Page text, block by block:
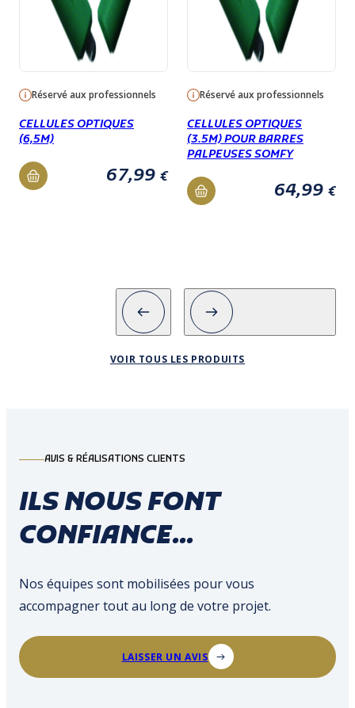
Réservé aux professionnels
CELLULES OPTIQUES
(6,5M)
67,99 €
Réservé aux professionnels
CELLULES OPTIQUES
(3.5M) POUR BARRES
PALPEUSES SOMFY
64,99 €
VOIR TOUS LES PRODUITS
AVIS & RÉALISATIONS CLIENTS
ILS NOUS FONT
CONFIANCE...
Nos équipes sont mobilisées pour vous
accompagner tout au long de votre projet.
LAISSER UN AVIS